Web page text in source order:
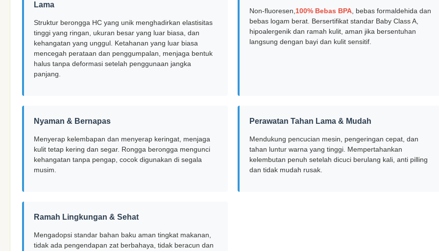
Lama
Struktur berongga HC yang unik menghadirkan elastisitas
tinggi yang ringan, ukuran besar yang luar biasa, dan
kehangatan yang unggul. Ketahanan yang luar biasa
mencegah perataan dan penggumpalan, menjaga bentuk
halus tanpa deformasi setelah penggunaan jangka
panjang.
Non-fluoresen, 100% Bebas BPA , bebas formaldehida dan
bebas logam berat. Bersertifikat standar Baby Class A,
hipoalergenik dan ramah kulit, aman jika bersentuhan
langsung dengan bayi dan kulit sensitif.
Nyaman & Bernapas
Menyerap kelembapan dan menyerap keringat, menjaga
kulit tetap kering dan segar. Rongga berongga mengunci
kehangatan tanpa pengap, cocok digunakan di segala
musim.
Perawatan Tahan Lama & Mudah
Mendukung pencucian mesin, pengeringan cepat, dan
tahan luntur warna yang tinggi. Mempertahankan
kelembutan penuh setelah dicuci berulang kali, anti pilling
dan tidak mudah rusak.
Ramah Lingkungan & Sehat
Mengadopsi standar bahan baku aman tingkat makanan,
tidak ada pengendapan zat berbahaya, tidak beracun dan